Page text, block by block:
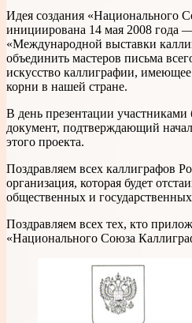
Идея создания «Национального
инициирована 14 мая 2008 года
«Международной выставки
объединить мастеров письма
искусство каллиграфии,
корни в нашей стране.
В день презентации
документ, подтверждающий
этого проекта.
Поздравляем всех каллиграфов
организация, которая будет
общественных и
Поздравляем всех тех, кто
«Национального Союза